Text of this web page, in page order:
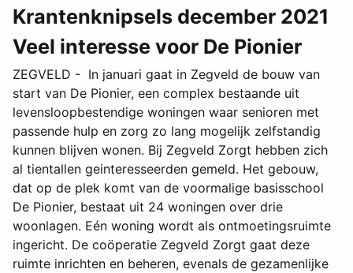
Krantenknipsels december 2021
Veel interesse voor De Pionier
ZEGVELD - In januari gaat in Zegveld de bouw van
start van De Pionier, een complex bestaande uit
levensloopbestendige woningen waar senioren met
passende hulp en zorg zo lang mogelijk zelfstandig
kunnen blijven wonen. Bij Zegveld Zorgt hebben zich
al tientallen geinteresseerden gemeld. Het gebouw,
dat op de plek komt van de voormalige basisschool
De Pionier, bestaat uit 24 woningen over drie
woonlagen. Eén woning wordt als ontmoetingsruimte
ingericht. De coöperatie Zegveld Zorgt gaat deze
ruimte inrichten en beheren, evenals de gezamenlijke